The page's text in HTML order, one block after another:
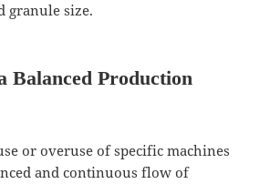
granule size.
Balanced Production
or overuse of specific machines
and continuous flow of